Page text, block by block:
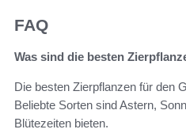
FAQ
Was sind die besten
Die besten Zierpflanzen für den
Beliebte Sorten sind Astern,
Blütezeiten bieten.